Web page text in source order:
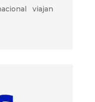
viajan